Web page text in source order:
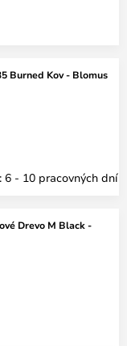
Burned Kov - Blomus
6 - 10 pracovných dní
Drevo M Black -